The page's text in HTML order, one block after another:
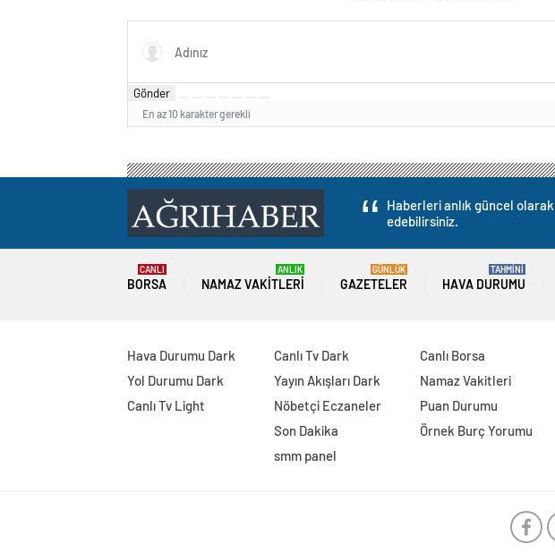
Gönder
En az 10 karakter gerekli
Haberleri anlık güncel
edebilirsiniz.
BORSA
CANLI
NAMAZ VAKITLERI
ANLIK
GAZETELER
GÜNLÜK
HAVA DURUMU
TAHMİNİ
Hava Durumu Dark
Yol Durumu Dark
Canlı Tv Light
Canlı Tv Dark
Yayın Akışları Dark
Nöbetçi Eczaneler
Son Dakika
smm panel
Canlı Borsa
Namaz Vakitleri
Puan Durumu
Örnek Burç Yorumu